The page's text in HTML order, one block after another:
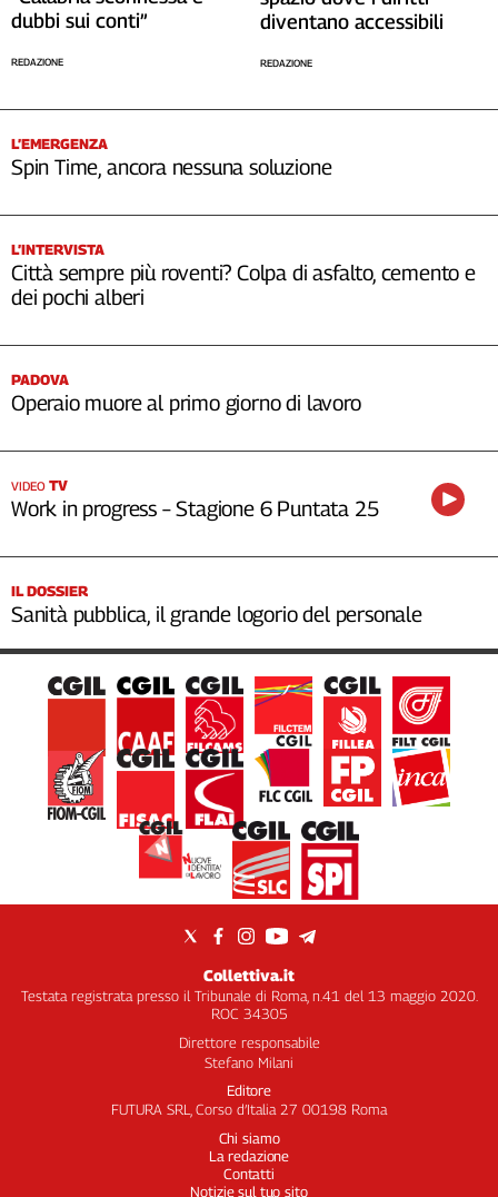
dubbi sui conti”
REDAZIONE
diventano accessibili
REDAZIONE
L’EMERGENZA
Spin Time, ancora nessuna soluzione
L’INTERVISTA
Città sempre più roventi? Colpa di asfalto, cemento e
dei pochi alberi
PADOVA
Operaio muore al primo giorno di lavoro
VIDEO TV
Work in progress – Stagione 6 Puntata 25
IL DOSSIER
Sanità pubblica, il grande logorio del personale
Collettiva.it
Testata registrata presso il Tribunale di Roma, n.41 del 13 maggio 2020.
ROC 34305
Direttore responsabile
Stefano Milani
Editore
FUTURA SRL, Corso d’Italia 27 00198 Roma
Chi siamo
La redazione
Contatti
Notizie sul tuo sito